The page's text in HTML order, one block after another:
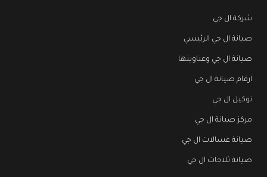
شركة ال جي
صيانة ال جي الرئيسي
صيانة ال جي وعناوينها
ارقام صيانة ال جي
توكيل ال جي
مركز صيانة ال جي
صيانة غسالات ال جي
صيانة ثلاجات ال جي